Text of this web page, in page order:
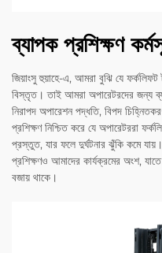
ব্যাপক প্রশিক্ষণ
জিয়াংসু হুয়াহে-এ, আমরা বুঝি যে ফর্কলিফট
বিস্তৃত। তাই আমরা অপারেটরদের জন্য
নিরাপদ অপারেশন পদ্ধতি, বিপদ
প্রশিক্ষণ নিশ্চিত করে যে অপারেটররা
প্রস্তুত, যার ফলে দুর্ঘটনার ঝুঁকি কমে
প্রশিক্ষণও আমাদের কার্যক্রমের অংশ,
বজায় থাকে।